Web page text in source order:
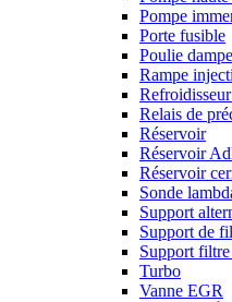
Pompe
Porte fusible
Poulie
Rampe
Relais de
Réservoir
Réservoir
Réservoir
Sonde
Support
Support de
Support
Turbo
Vanne EGR